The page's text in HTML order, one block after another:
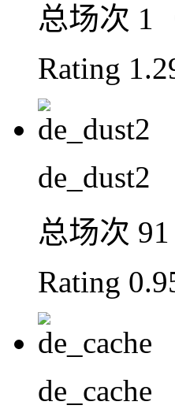
总场次 1
Rating
de_dust2
总场次
Rating
de_cache